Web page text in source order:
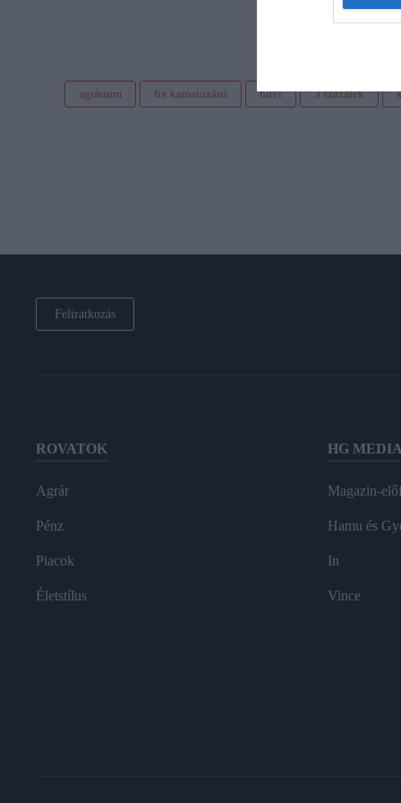
agrárium fix kamatozású hitel 3 százalék
Feliratkozás
ROVATOK
Agrár
Pénz
Piacok
Életstílus
HG MEDIA
Magazin-
Hamu és
In
Vince